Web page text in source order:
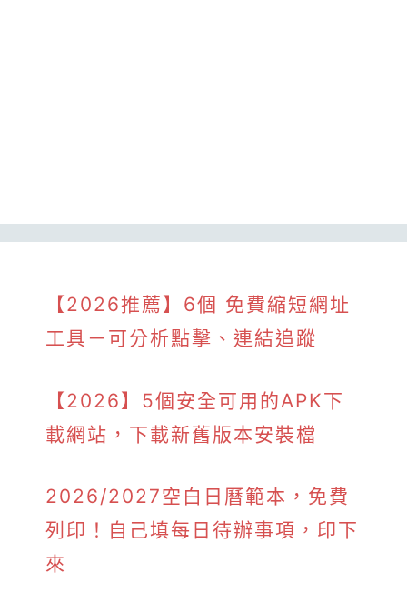
【2026推薦】6個 免費縮短網址
工具－可分析點擊、連結追蹤
【2026】5個安全可用的APK下
載網站，下載新舊版本安裝檔
2026/2027空白日曆範本，免費
列印！自己填每日待辦事項，印下
來